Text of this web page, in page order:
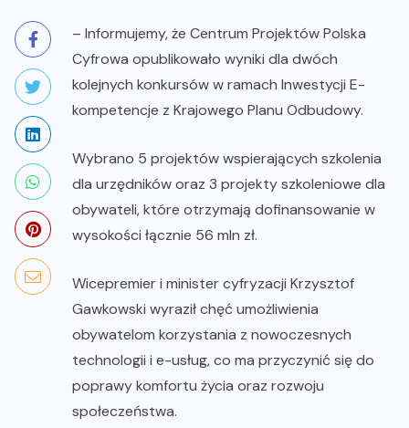
– Informujemy, że Centrum Projektów Polska
Cyfrowa opublikowało wyniki dla dwóch
kolejnych konkursów w ramach Inwestycji E-
kompetencje z Krajowego Planu Odbudowy.
Wybrano 5 projektów wspierających szkolenia
dla urzędników oraz 3 projekty szkoleniowe dla
obywateli, które otrzymają dofinansowanie w
wysokości łącznie 56 mln zł.
Wicepremier i minister cyfryzacji Krzysztof
Gawkowski wyraził chęć umożliwienia
obywatelom korzystania z nowoczesnych
technologii i e-usług, co ma przyczynić się do
poprawy komfortu życia oraz rozwoju
społeczeństwa.